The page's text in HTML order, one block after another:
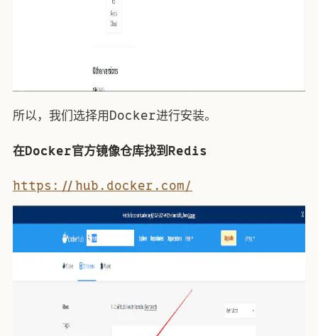
所以，我们选择用Docker进行安装。
在Docker官方镜像仓库找到Redis
https://hub.docker.com/